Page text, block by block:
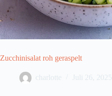
Zucchinisalat roh geraspelt
charlotte Juli 26, 2025